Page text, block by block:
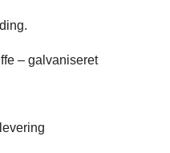
– galvaniseret